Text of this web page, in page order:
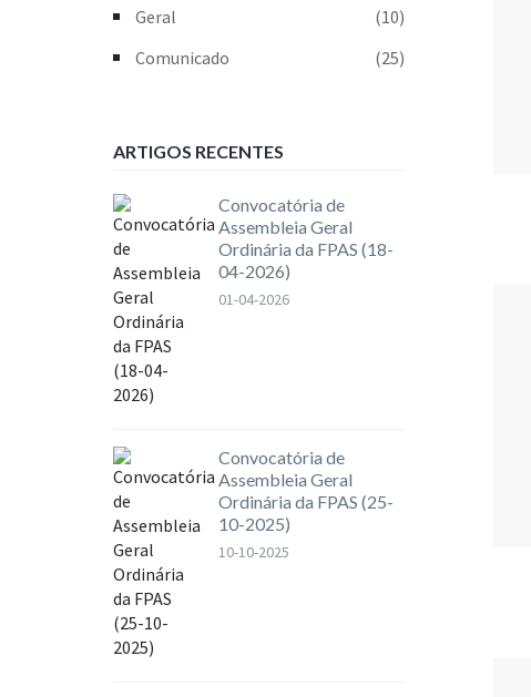
Geral
(10)
Comunicado
(25)
ARTIGOS RECENTES
Convocatória de
Assembleia Geral
Ordinária da FPAS (18-
04-2026)
01-04-2026
Convocatória de
Assembleia Geral
Ordinária da FPAS (25-
10-2025)
10-10-2025